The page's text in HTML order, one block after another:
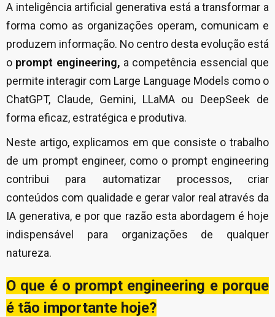
A inteligência artificial generativa está a transformar a
forma como as organizações operam, comunicam e
produzem informação. No centro desta evolução está
o prompt engineering, a competência essencial que
permite interagir com Large Language Models como o
ChatGPT, Claude, Gemini, LLaMA ou DeepSeek de
forma eficaz, estratégica e produtiva.
Neste artigo, explicamos em que consiste o trabalho
de um prompt engineer, como o prompt engineering
contribui para automatizar processos, criar
conteúdos com qualidade e gerar valor real através da
IA generativa, e por que razão esta abordagem é hoje
indispensável para organizações de qualquer
natureza.
O que é o prompt engineering e porque
é tão importante hoje?